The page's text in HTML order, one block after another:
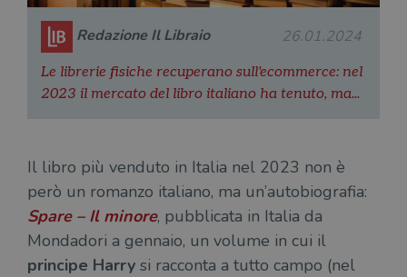
Redazione Il Libraio 26.01.2024
Le librerie fisiche recuperano sull'ecommerce: nel
2023 il mercato del libro italiano ha tenuto, ma...
Il libro più venduto in Italia nel 2023 non è
però un romanzo italiano, ma un’autobiografia:
Spare – Il minore, pubblicata in Italia da
Mondadori a gennaio, un volume in cui il
principe Harry si racconta a tutto campo (nel